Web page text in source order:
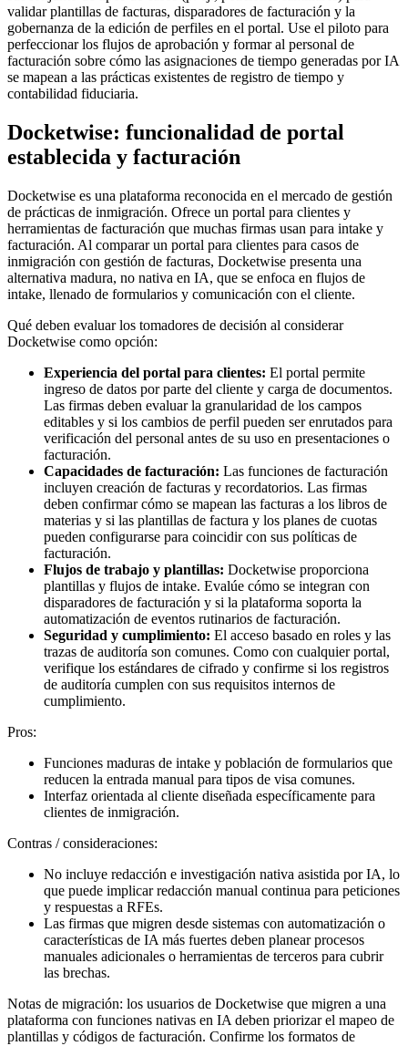
validar plantillas de facturas, disparadores de facturación y la
gobernanza de la edición de perfiles en el portal. Use el piloto para
perfeccionar los flujos de aprobación y formar al personal de
facturación sobre cómo las asignaciones de tiempo generadas por IA
se mapean a las prácticas existentes de registro de tiempo y
contabilidad fiduciaria.
Docketwise: funcionalidad de portal
establecida y facturación
Docketwise es una plataforma reconocida en el mercado de gestión
de prácticas de inmigración. Ofrece un portal para clientes y
herramientas de facturación que muchas firmas usan para intake y
facturación. Al comparar un portal para clientes para casos de
inmigración con gestión de facturas, Docketwise presenta una
alternativa madura, no nativa en IA, que se enfoca en flujos de
intake, llenado de formularios y comunicación con el cliente.
Qué deben evaluar los tomadores de decisión al considerar
Docketwise como opción:
Experiencia del portal para clientes: El portal permite
ingreso de datos por parte del cliente y carga de documentos.
Las firmas deben evaluar la granularidad de los campos
editables y si los cambios de perfil pueden ser enrutados para
verificación del personal antes de su uso en presentaciones o
facturación.
Capacidades de facturación: Las funciones de facturación
incluyen creación de facturas y recordatorios. Las firmas
deben confirmar cómo se mapean las facturas a los libros de
materias y si las plantillas de factura y los planes de cuotas
pueden configurarse para coincidir con sus políticas de
facturación.
Flujos de trabajo y plantillas: Docketwise proporciona
plantillas y flujos de intake. Evalúe cómo se integran con
disparadores de facturación y si la plataforma soporta la
automatización de eventos rutinarios de facturación.
Seguridad y cumplimiento: El acceso basado en roles y las
trazas de auditoría son comunes. Como con cualquier portal,
verifique los estándares de cifrado y confirme si los registros
de auditoría cumplen con sus requisitos internos de
cumplimiento.
Pros:
Funciones maduras de intake y población de formularios que
reducen la entrada manual para tipos de visa comunes.
Interfaz orientada al cliente diseñada específicamente para
clientes de inmigración.
Contras / consideraciones:
No incluye redacción e investigación nativa asistida por IA, lo
que puede implicar redacción manual continua para peticiones
y respuestas a RFEs.
Las firmas que migren desde sistemas con automatización o
características de IA más fuertes deben planear procesos
manuales adicionales o herramientas de terceros para cubrir
las brechas.
Notas de migración: los usuarios de Docketwise que migren a una
plataforma con funciones nativas en IA deben priorizar el mapeo de
plantillas y códigos de facturación. Confirme los formatos de